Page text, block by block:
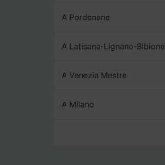
A Pordenone
A Latisana-Lignano-Bibione
A Venezia Mestre
A Milano